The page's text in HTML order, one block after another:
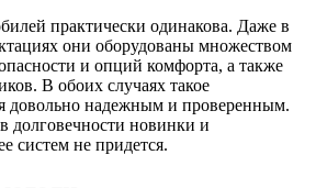
практически одинакова. Даже в
они оборудованы множеством
и опций комфорта, а также
В обоих случаях такое
довольно надежным и проверенным.
долговечности новинки и
систем не придется.